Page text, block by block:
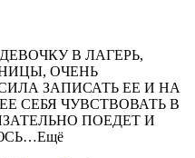
В ЛАГЕРЬ,
ОЧЕНЬ
ЗАПИСАТЬ ЕЕ И НА
СЕБЯ ЧУВСТВОВАТЬ В
ПОЕДЕТ И